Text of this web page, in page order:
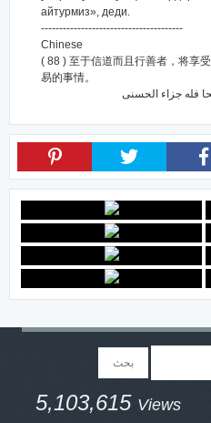
айтурмиз», деди.
---------------------------------------
Chinese
( 88 ) 至于信道而且行善者，将享
易的事情。
5,103,615Views